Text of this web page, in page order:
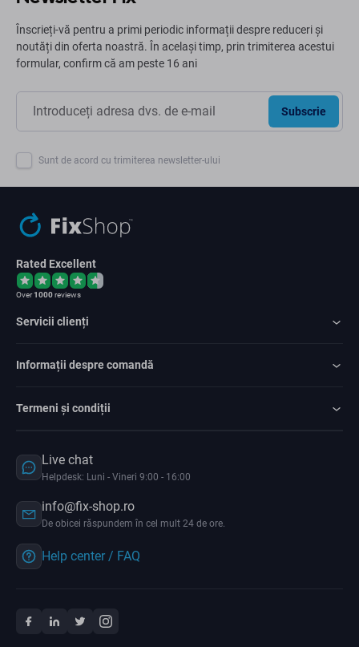
Înscrieți-vă pentru a primi periodic informații despre reduceri și
noutăți din oferta noastră. În același timp, prin trimiterea acestui
formular, confirm că am peste 16 ani
Subscrie
Sunt de acord cu trimiterea newsletter-ului
Rated Excellent
Over1000reviews
Servicii clienți
Informații despre comandă
Termeni și condiții
Live chat
Helpdesk: Luni - Vineri 9:00 - 16:00
info@fix-shop.ro
De obicei răspundem în cel mult 24 de ore.
Help center / FAQ